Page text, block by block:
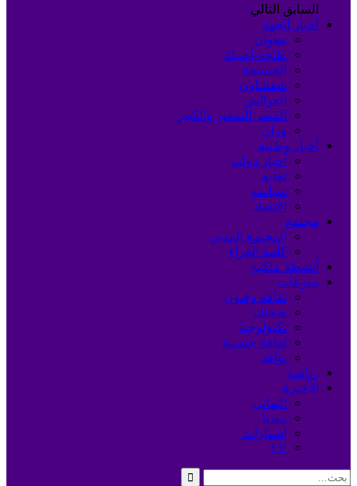
السابق التالي
أخبار الجهة
تطوان
طنجة-أصيلة
الحسيمة
شفشاون
العرائش
القصر الصغير والكبير
وزان
أخبار وطنية
أخبار دولية
تعليم
سياسة
اقتصاد
مجتمع
المجتمع المدني
كلمة القراء
أنشطة ملكية
منوعات
ثقافة وفنون
صحتك
تكنولوجيا
ثقافة جنسية
نوافذ
رياضة
الأخيرة
التهاني
ميديا
إشهارات
TV